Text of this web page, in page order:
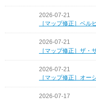
2026-07-21
［マップ修正］ベル
2026-07-21
［マップ修正］ザ・
2026-07-21
［マップ修正］オー
2026-07-17